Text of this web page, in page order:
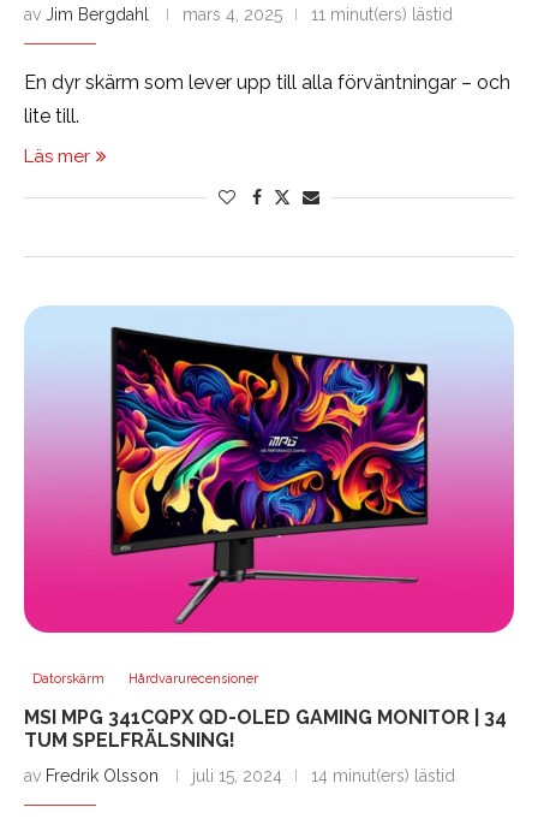
av Jim Bergdahl mars 4, 2025 11 minut(ers) lästid
En dyr skärm som lever upp till alla förväntningar – och
lite till.
Läs mer
Datorskärm Hårdvarurecensioner
MSI MPG 341CQPX QD-OLED GAMING MONITOR | 34
TUM SPELFRÄLSNING!
av Fredrik Olsson juli 15, 2024 14 minut(ers) lästid